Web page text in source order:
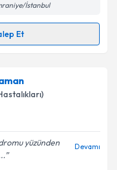
İstanbul
Et
uzmandan randevu
e-posta ile
yüzünden
Devamı